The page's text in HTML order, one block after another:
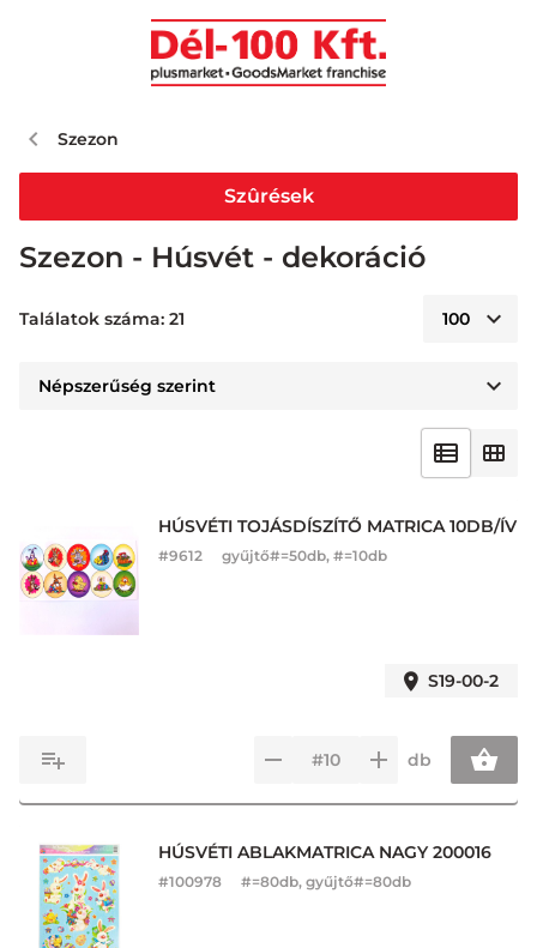
Szezon
Szezon - Húsvét - dekoráció
Találatok száma: 21
HÚSVÉTI TOJÁSDÍSZÍTŐ MATRICA 10DB/ÍV
#9612 gyűjtő#=50db, #=10db
S19-00-2
db
HÚSVÉTI ABLAKMATRICA NAGY 200016
#100978 #=80db, gyűjtő#=80db
Szûrések